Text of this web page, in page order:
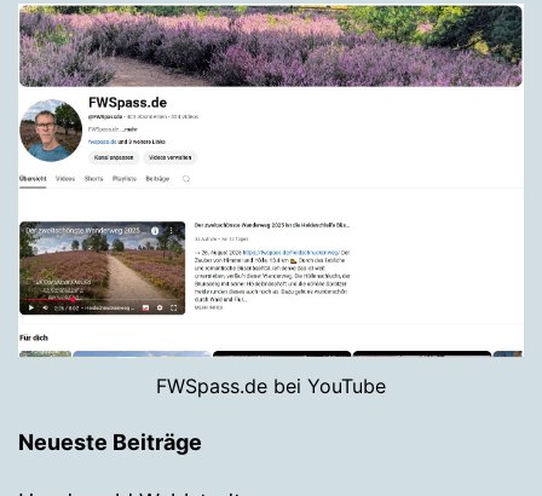
FWSpass.de bei YouTube
Neueste Beiträge